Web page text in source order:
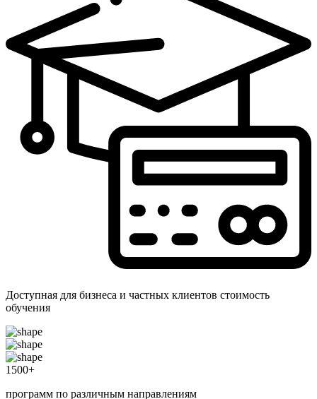
Доступная для бизнеса и частных клиентов стоимость
обучения
1500+
программ по различным направлениям